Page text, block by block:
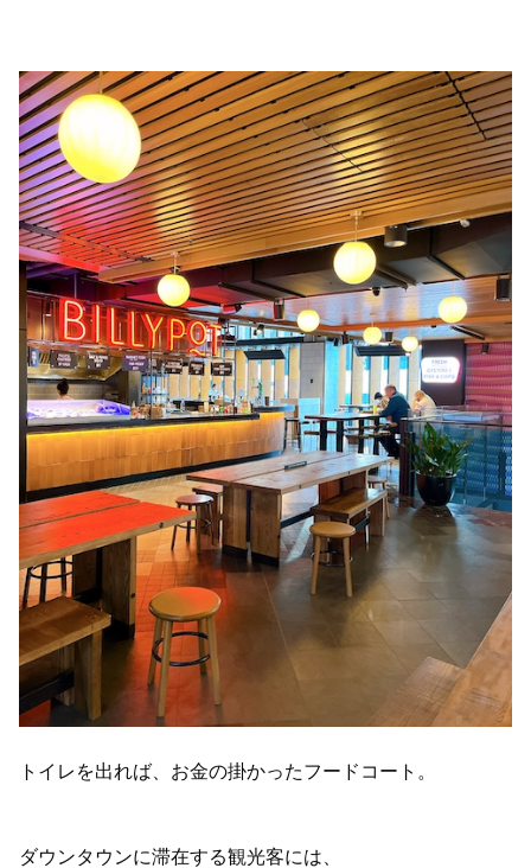
トイレを出れば、お金の掛かったフードコート。
ダウンタウンに滞在する観光客には、